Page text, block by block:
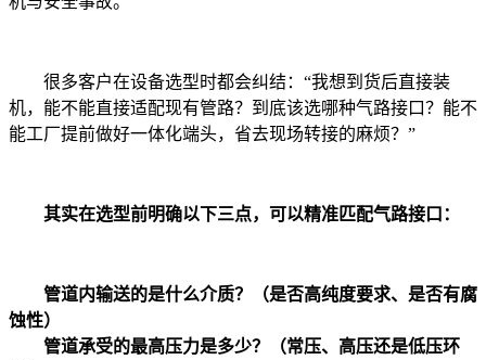
很多客户在设备选型时都会纠结：“我想到货后直接装
机，能不能直接适配现有管路？到底该选哪种气路接口？能不
能工厂提前做好一体化端头，省去现场转接的麻烦？”
其实在选型前明确以下三点，可以精准匹配气路接口：
管道内输送的是什么介质？（是否高纯度要求、是否有腐
蚀性）
管道承受的最高压力是多少？（常压、高压还是低压环